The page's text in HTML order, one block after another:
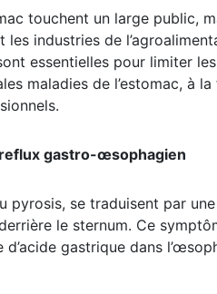
touchent un large public,
les industries de
essentielles pour limiter
maladies de l’estomac, à
reflux gastro-œsophagien
pyrosis, se traduisent par
le sternum. Ce
gastrique dans